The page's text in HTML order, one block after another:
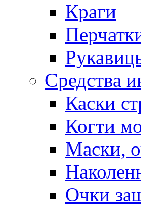
Краги
Средства
Каски
Когти
Маски,
Очки